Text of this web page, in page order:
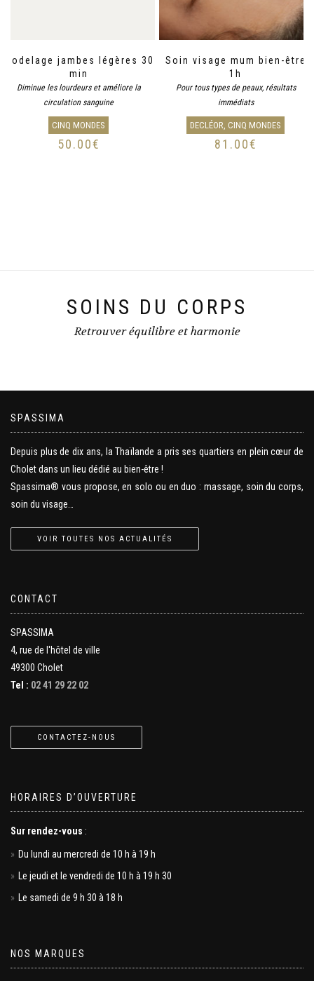
Modelage jambes légères 30
min
Diminue les lourdeurs et améliore la
circulation sanguine
CINQ MONDES
50.00€
Soin visage mum bien-être
1h
Pour tous types de peaux, résultats
immédiats
DECLÉOR, CINQ MONDES
81.00€
SOINS DU CORPS
Retrouver équilibre et harmonie
SPASSIMA
Depuis plus de dix ans, la Thaïlande a pris ses quartiers en plein cœur de
Cholet dans un lieu dédié au bien-être !
Spassima® vous propose, en solo ou en duo : massage, soin du corps,
soin du visage…
VOIR TOUTES NOS ACTUALITÉS
CONTACT
SPASSIMA
4, rue de l'hôtel de ville
49300 Cholet
Tel : 02 41 29 22 02
CONTACTEZ-NOUS
HORAIRES D’OUVERTURE
Sur rendez-vous :
Du lundi au mercredi de 10 h à 19 h
Le jeudi et le vendredi de 10 h à 19 h 30
Le samedi de 9 h 30 à 18 h
NOS MARQUES